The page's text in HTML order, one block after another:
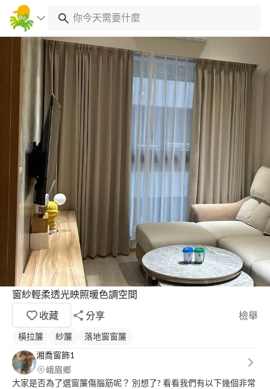
窗紗輕柔透光映照暖色調空間
收藏
分享 檢舉
橫拉簾 紗簾
落地窗窗簾
湘喬窗飾1
峨眉鄉
大家是否為了選窗簾傷腦筋呢？ 別想了? 看看我們有以下幾個非常